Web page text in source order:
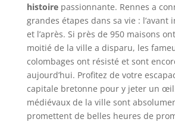
histoirepassionnante. Rennes a
grandes étapes dans sa vie : l’avant
et l’après. Si près de 950 maisons
moitié de la ville a disparu, les
colombages ont résisté et sont
aujourd’hui. Profitez de votre
capitale bretonne pour y jeter un
médiévaux de la ville sont
promettent de belles heures de